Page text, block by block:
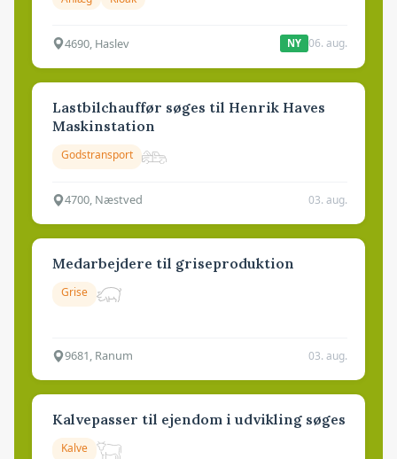
4690, Haslev NY 06. aug.
Lastbilchauffør søges til Henrik Haves
Maskinstation
Godstransport
4700, Næstved 03. aug.
Medarbejdere til griseproduktion
Grise
9681, Ranum 03. aug.
Kalvepasser til ejendom i udvikling søges
Kalve